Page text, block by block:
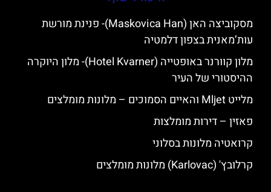
מסקוביצה האן (Maskovica Han)- פנינת מורשת
עות’מאנית בצפון דלמטיה
מלון קוורנר באופטייה (Hotel Kvarner)- מלון היוקרה
ההיסטורי של העיר
מלייט Mljet והאיים הסמוכים – מלונות מומלצים
פאזין – דירות מומלצות
קרואטיה מלונות בסלוני
קרלובץ' (Karlovac) מלונות מומלצים